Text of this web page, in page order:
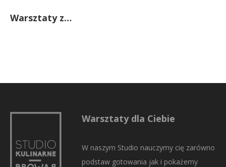
Warsztaty z…
Warsztaty dla Ciebie
W naszym Studio nauczymy cię zarówno
podstaw gotowania jak i pokażemy